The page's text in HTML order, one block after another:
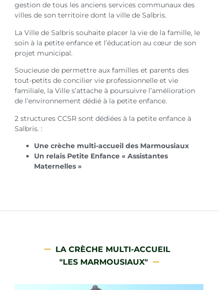
gestion de tous les anciens services communaux des
villes de son territoire dont la ville de Salbris.
La Ville de Salbris souhaite placer la vie de la famille, le
soin à la petite enfance et l’éducation au cœur de son
projet municipal.
Soucieuse de permettre aux familles et parents des
tout-petits de concilier vie professionnelle et vie
familiale, la Ville s’attache à poursuivre l’amélioration
de l’environnement dédié à la petite enfance.
2 structures CCSR sont dédiées à la petite enfance à
Salbris. :
Une crèche multi-accueil des Marmousiaux
Un relais Petite Enfance « Assistantes
Maternelles »
LA CRÈCHE MULTI-ACCUEIL
"LES MARMOUSIAUX"